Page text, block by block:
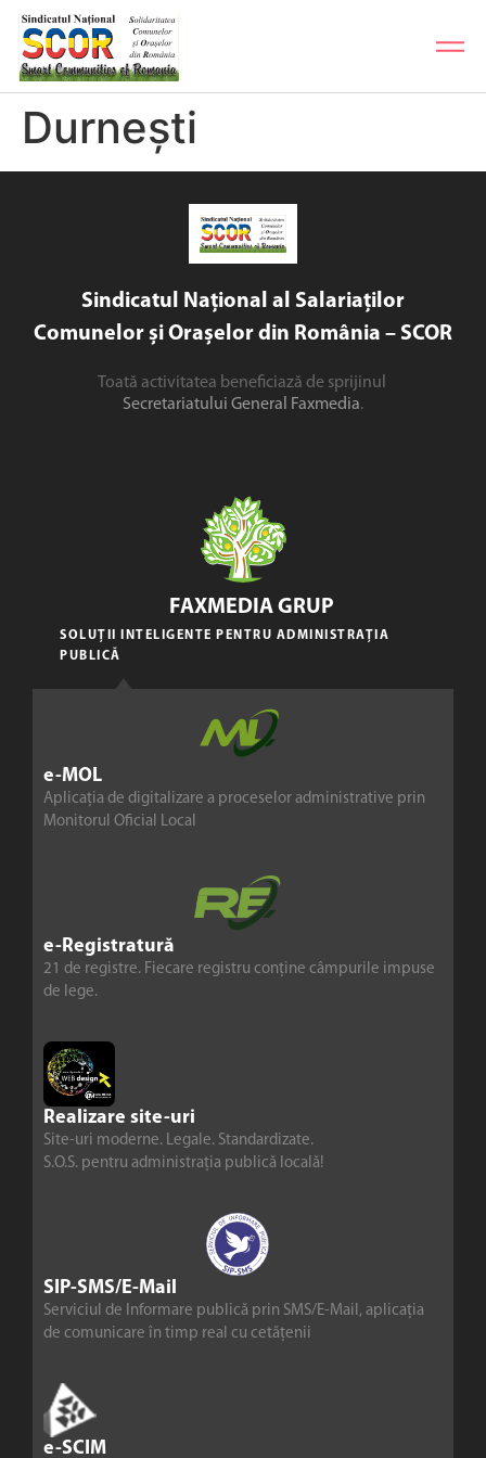
Durnești
Sindicatul Național al Salariaților
Comunelor și Orașelor din România – SCOR
Toată activitatea beneficiază de sprijinul
Secretariatului General Faxmedia.
e-MOL
Aplicația de digitalizare a proceselor administrative prin
Monitorul Oficial Local
e-Registratură
21 de registre. Fiecare registru conține câmpurile impuse
de lege.
Realizare site-uri
Site-uri moderne. Legale. Standardizate.
S.O.S. pentru administrația publică locală!
SIP-SMS/E-Mail
Serviciul de Informare publică prin SMS/E-Mail, aplicația
de comunicare în timp real cu cetățenii
e-SCIM
FAXMEDIA GRUP
SOLUȚII INTELIGENTE PENTRU ADMINISTRAȚIA
PUBLICĂ